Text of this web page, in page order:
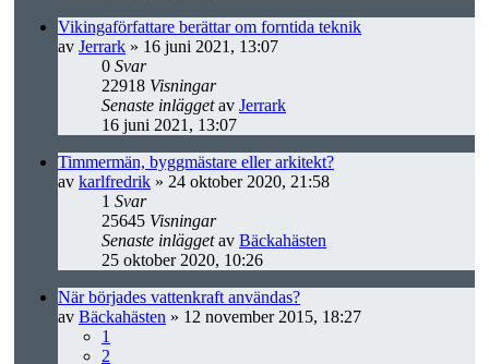
Vikingaförfattare berättar om forntida teknik
av Jerrark » 16 juni 2021, 13:07
0 Svar
22918 Visningar
Senaste inläggetav Jerrark
16 juni 2021, 13:07
Timmermän, byggmästare eller arkitekt?
av karlfredrik » 24 oktober 2020, 21:58
1 Svar
25645 Visningar
Senaste inläggetav Bäckahästen
25 oktober 2020, 10:26
När börjades vattenkraft användas?
av Bäckahästen » 12 november 2015, 18:27
1
2